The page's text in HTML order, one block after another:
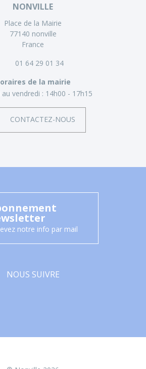
NONVILLE
Place de la Mairie
77140 nonville
France
01 64 29 01 34
de la mairie
vendredi : 14h00 - 17h15
CONTACTEZ-NOUS
notre info par mail
NOUS SUIVRE